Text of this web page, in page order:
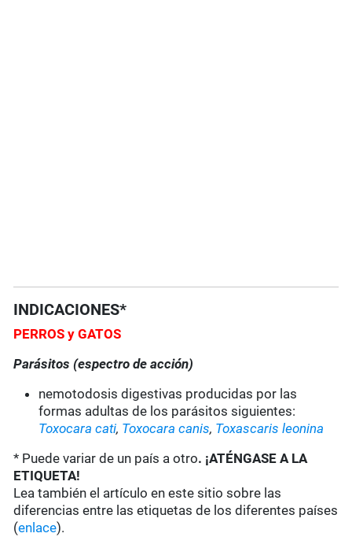
INDICACIONES*
PERROSy GATOS
Parásitos (espectro de acción)
nemotodosis digestivas producidas por las
formas adultas de los parásitos siguientes:
Toxocara cati, Toxocara canis, Toxascaris leonina
* Puede variar de un país a otro. ¡ATÉNGASE A LA
ETIQUETA!
Lea también el artículo en este sitio sobre las
diferencias entre las etiquetas de los diferentes países
(enlace).